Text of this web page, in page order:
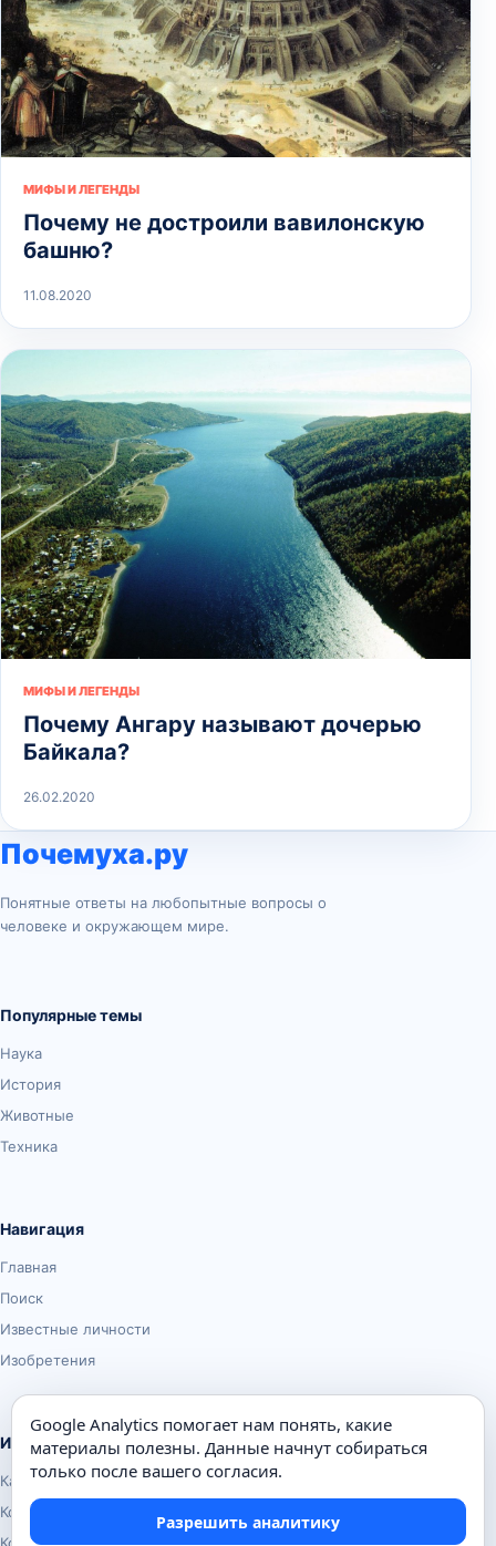
МИФЫ И ЛЕГЕНДЫ
Почему не достроили вавилонскую
башню?
11.08.2020
МИФЫ И ЛЕГЕНДЫ
Почему Ангару называют дочерью
Байкала?
26.02.2020
Почемуха.ру
Понятные ответы на любопытные вопросы о
человеке и окружающем мире.
Популярные темы
Наука
История
Животные
Техника
Навигация
Главная
Поиск
Известные личности
Изобретения
Информация
Карта сайта
Контакты
Google Analytics помогает нам понять, какие
материалы полезны. Данные начнут собираться
только после вашего согласия.
Разрешить аналитику